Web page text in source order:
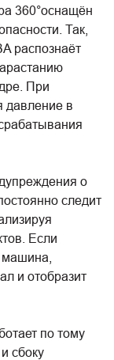
360°оснащён
Так,
распознаёт
При
давление в
о
следит
Если
и отобразит
по тому
сбоку